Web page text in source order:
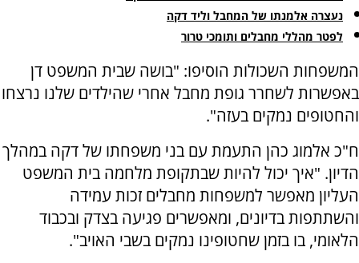
נעצרה אלמנתו של המחבל וליד דקה
לפטר מהללי מחבלים ותומכי טרור
המשפחות השכולות הוסיפו: "בושה שבית המשפט דן
באפשרות לשחרר גופת מחבל אחרי שהילדים שלנו נרצחו
והחטופים נמקים בעזה".
ח"כ אלמוג כהן התעמת עם בני משפחתו של דקה במהלך
הדיון. "איך יכול להיות שבתקופת מלחמה בית המשפט
העליון מאפשר למשפחות מחבלים זכות עמידה
והשתתפות בדיונים, ומאפשרים פגיעה בצדק ובכבוד
הלאומי, בו בזמן שחטופינו נמקים בשבי האויב".